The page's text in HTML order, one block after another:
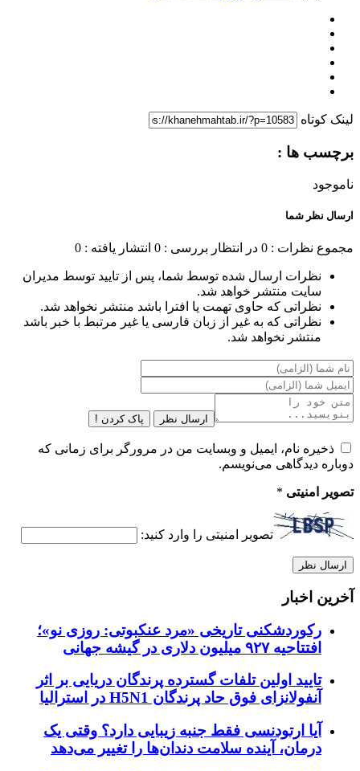
لینک کوتاه
برچسب ها :
ناموجود
ارسال نظر شما
مجموع نظرات : 0 در انتظار بررسی : 0 انتشار یافته : 0
نظرات ارسال شده توسط شما، پس از تایید توسط مدیران
سایت منتشر خواهد شد.
نظراتی که حاوی تهمت یا افترا باشد منتشر نخواهد شد.
نظراتی که به غیر از زبان فارسی یا غیر مرتبط با خبر باشد
منتشر نخواهد شد.
ارسال نظر پاک کردن !
ذخیره نام، ایمیل و وبسایت من در مرورگر برای زمانی که
دوباره دیدگاهی می‌نویسم.
تصویر امنیتی *
تصویر امنیتی را وارد کنید:
آخرین اخبار
رکوردشکنی تاریخی «مرد عنکبوتی: روزی نو»؛
افتتاحیه ۹۲۷ میلیون دلاری در گیشه جهانی
تایید اولین تلفات گسترده پرندگان دریایی بر اثر
آنفولانزای فوق حاد پرندگان H5N1 در استرالیا
آیا ارتودنسی فقط جنبه زیبایی دارد؟ وقتی یک
درمان، آینده سلامت دندان‌ها را تغییر می‌دهد